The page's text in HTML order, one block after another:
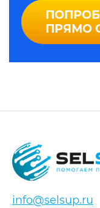
ПРЯМО
info@selsup.ru